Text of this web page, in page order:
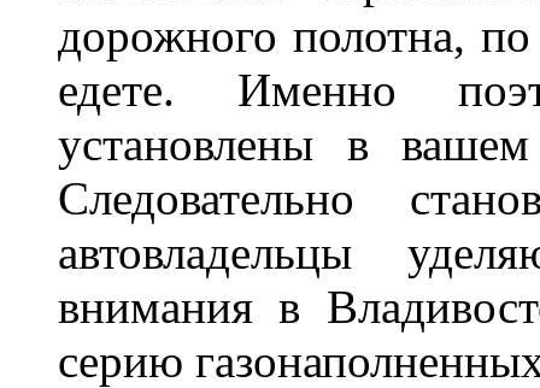
дорожного полотна,
едете. Именно
установлены в
Следовательно
автовладельцы
внимания в
серию